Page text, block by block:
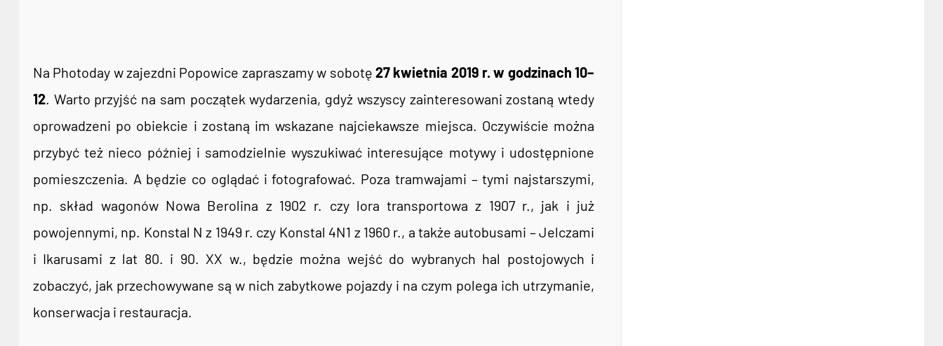
Na Photoday w zajezdni Popowice zapraszamy w sobotę 27 kwietnia 2019 r. w godzinach 10–
12. Warto przyjść na sam początek wydarzenia, gdyż wszyscy zainteresowani zostaną wtedy
oprowadzeni po obiekcie i zostaną im wskazane najciekawsze miejsca. Oczywiście można
przybyć też nieco później i samodzielnie wyszukiwać interesujące motywy i udostępnione
pomieszczenia. A będzie co oglądać i fotografować. Poza tramwajami – tymi najstarszymi,
np. skład wagonów Nowa Berolina z 1902 r. czy lora transportowa z 1907 r., jak i już
powojennymi, np. Konstal N z 1949 r. czy Konstal 4N1 z 1960 r., a także autobusami – Jelczami
i Ikarusami z lat 80. i 90. XX w., będzie można wejść do wybranych hal postojowych i
zobaczyć, jak przechowywane są w nich zabytkowe pojazdy i na czym polega ich utrzymanie,
konserwacja i restauracja.